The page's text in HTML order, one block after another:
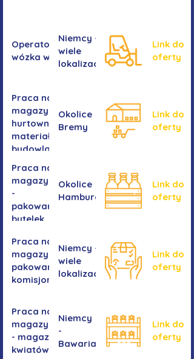
Operator/operatorka
wózka widłowego
Niemcy -
wiele
lokalizacji
Link do
oferty
Praca na
magazynie -
hurtownia
materiałów
budowlanych
Okolice
Bremy
Link do
oferty
Praca na
magazynie
-
pakowanie
butelek
Okolice
Hamburga
Link do
oferty
Praca na
magazynie /
pakowanie /
komisjonowanie
Niemcy -
wiele
lokalizacji
Link do
oferty
Praca na
magazynie
- magazyn
kwiatów
Niemcy
-
Bawaria
Link do
oferty